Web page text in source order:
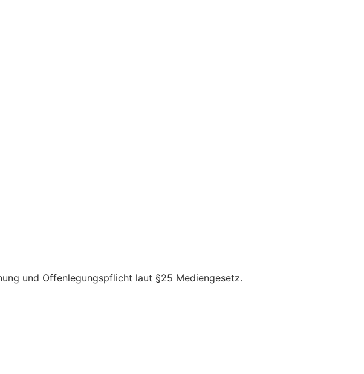
und Offenlegungspflicht laut §25 Mediengesetz.